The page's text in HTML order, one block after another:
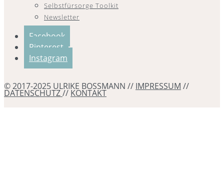
Selbstfürsorge Toolkit
Newsletter
Facebook
Pinterest
Instagram
© 2017-2025 ULRIKE BOSSMANN // IMPRESSUM //
DATENSCHUTZ//KONTAKT